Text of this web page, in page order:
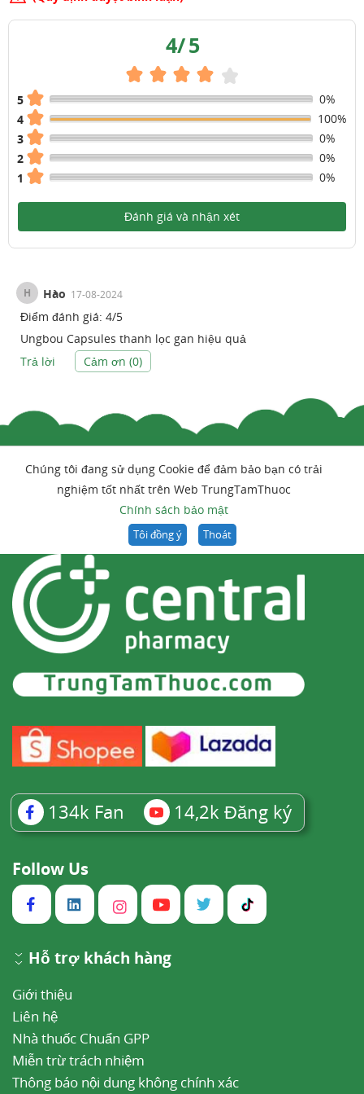
4/5
5
0%
4
100%
3
0%
2
0%
1
0%
Đánh giá và nhận xét
H Hào 17-08-2024
Điểm đánh giá: 4/5
Ungbou Capsules thanh lọc gan hiệu quả
Trả lời
Cảm ơn (0)
Chúng tôi đang sử dụng Cookie để đảm bảo bạn có trải
nghiệm tốt nhất trên Web TrungTamThuoc
Chính sách bảo mật
Tôi đồng ý Thoát
134k Fan 14,2k Đăng ký
Follow Us
Hỗ trợ khách hàng
Giới thiệu
Liên hệ
Nhà thuốc Chuẩn GPP
Miễn trừ trách nhiệm
Thông báo nội dung không chính xác